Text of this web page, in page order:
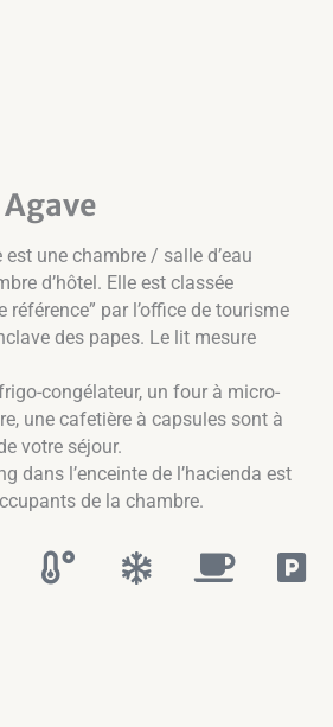
est une chambre / salle d’eau
d’hôtel. Elle est classée
référence” par l’office de tourisme
des papes. Le lit mesure
congélateur, un four à micro-
une cafetière à capsules sont à
votre séjour.
dans l’enceinte de l’hacienda est
de la chambre.